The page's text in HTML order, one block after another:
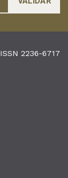
2236-6717